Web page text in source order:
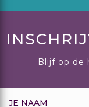
Blijf op de